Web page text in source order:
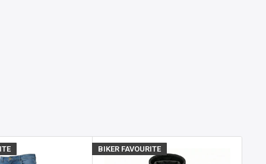
BIKER FAVOURITE